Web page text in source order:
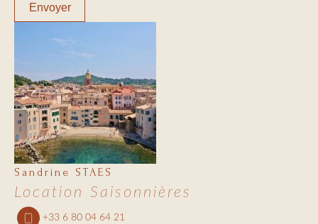
Envoyer
Sandrine STAES
Location Saisonnières
+33 6 80 04 64 21